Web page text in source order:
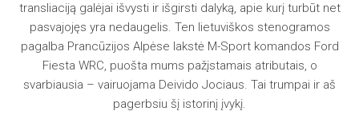
transliaciją galėjai išvysti ir išgirsti dalyką, apie kurį turbūt net
pasvajojęs yra nedaugelis. Ten lietuviškos stenogramos
pagalba Prancūzijos Alpėse lakstė M-Sport komandos Ford
Fiesta WRC, puošta mums pažįstamais atributais, o
svarbiausia – vairuojama Deivido Jociaus. Tai trumpai ir aš
pagerbsiu šį istorinį įvykį.